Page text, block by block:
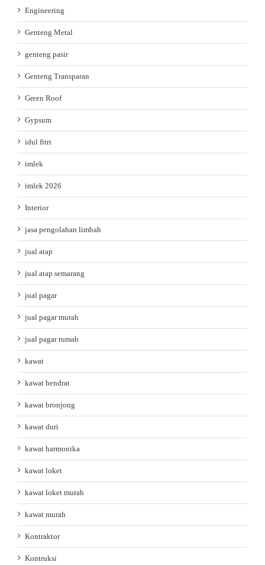
Engineering
Genteng Metal
genteng pasir
Genteng Transparan
Green Roof
Gypsum
idul fitri
imlek
imlek 2026
Interior
jasa pengolahan limbah
jual atap
jual atap semarang
jual pagar
jual pagar murah
jual pagar rumah
kawat
kawat bendrat
kawat bronjong
kawat duri
kawat harmonika
kawat loket
kawat loket murah
kawat murah
Kontraktor
Kontruksi